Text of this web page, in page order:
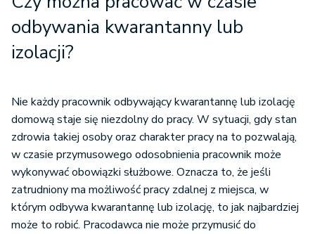
odbywania kwarantanny lub
izolacji?
Nie każdy pracownik odbywający kwarantannę lub izolację
domową staje się niezdolny do pracy. W sytuacji, gdy stan
zdrowia takiej osoby oraz charakter pracy na to pozwalają,
w czasie przymusowego odosobnienia pracownik może
wykonywać obowiązki służbowe. Oznacza to, że jeśli
zatrudniony ma możliwość pracy zdalnej z miejsca, w
którym odbywa kwarantannę lub izolację, to jak najbardziej
może to robić. Pracodawca nie może przymusić do